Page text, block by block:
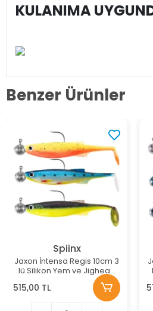
KULANIMA
Benzer Ürünler
Spiinx
Jaxon İntensa Regis 10cm 3
lü Silikon Yem ve Jighead
515,00 TL